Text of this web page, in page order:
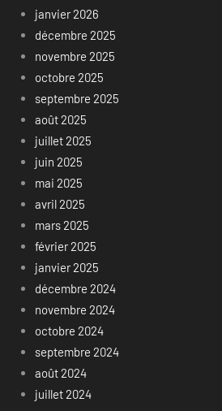
janvier 2026
décembre 2025
novembre 2025
octobre 2025
septembre 2025
août 2025
juillet 2025
juin 2025
mai 2025
avril 2025
mars 2025
février 2025
janvier 2025
décembre 2024
novembre 2024
octobre 2024
septembre 2024
août 2024
juillet 2024